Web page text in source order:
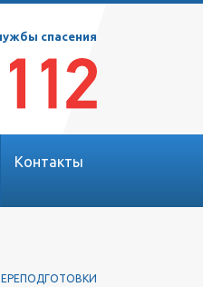
спасения
Контакты